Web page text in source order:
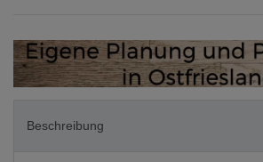
Beschreibung